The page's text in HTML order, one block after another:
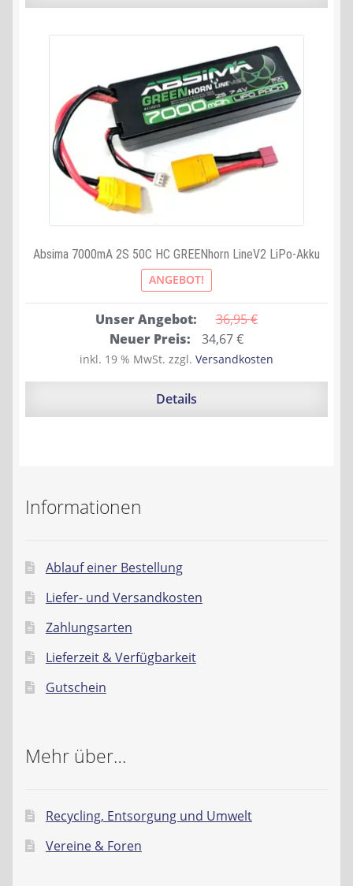
Absima 7000mA 2S 50C HC GREENhorn LineV2 LiPo-Akku
ANGEBOT!
Unser Angebot: 36,95 €
Ursprünglicher
Preis
war:
Neuer Preis: 34,67€Aktueller
Preis
ist:
inkl. 19 % MwSt. zzgl. Versandkosten
Details
Informationen
Ablauf einer Bestellung
Liefer- und Versandkosten
Zahlungsarten
Lieferzeit & Verfügbarkeit
Gutschein
Mehr über…
Recycling, Entsorgung und Umwelt
Vereine & Foren